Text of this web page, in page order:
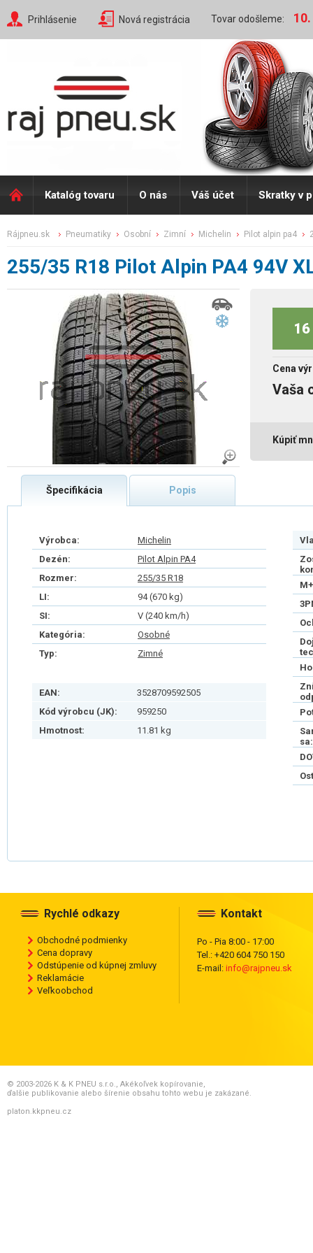
Prihlásenie Nová registrácia Tovar odošleme:
Katalóg tovaru O nás Váš účet Skratky v
rájpneu.sk pneumatiky osobní zimní michelin pilot alpin pa4
255/35 R18 Pilot Alpin PA4 94V
Cena
Vaša
Kúpiť
Špecifikácia Popis
Výrobca:
Michelin
Dezén:
Pilot Alpin PA4
Rozmer:
255/35 R18
LI:
94 (670 kg)
SI:
V (240 km/h)
Kategória:
Osobné
Typ:
Zimné
EAN:
3528709592505
Kód výrobcu (JK):
959250
Hmotnost:
11.81 kg
sa:
Rychlé odkazy
Obchodné podmienky
Cena dopravy
Odstúpenie od kúpnej zmluvy
Reklamácie
Veľkoobchod
Kontakt
Po - Pia 8:00 - 17:00
Tel.: +420 604 750 150
E-mail: info@rajpneu.sk
© 2003-2026 K & K PNEU s.r.o., Akékoľvek kopírovanie,
ďalšie publikovanie alebo šírenie obsahu tohto webu je zakázané.
platon.kkpneu.cz